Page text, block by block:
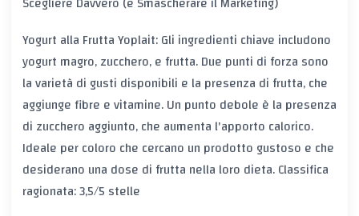
Yogurt alla Frutta Yoplait: Gli ingredienti chiave includono
yogurt magro, zucchero, e frutta. Due punti di forza sono
la varietà di gusti disponibili e la presenza di frutta, che
aggiunge fibre e vitamine. Un punto debole è la presenza
di zucchero aggiunto, che aumenta l'apporto calorico.
Ideale per coloro che cercano un prodotto gustoso e che
desiderano una dose di frutta nella loro dieta. Classifica
ragionata: 3,5/5 stelle